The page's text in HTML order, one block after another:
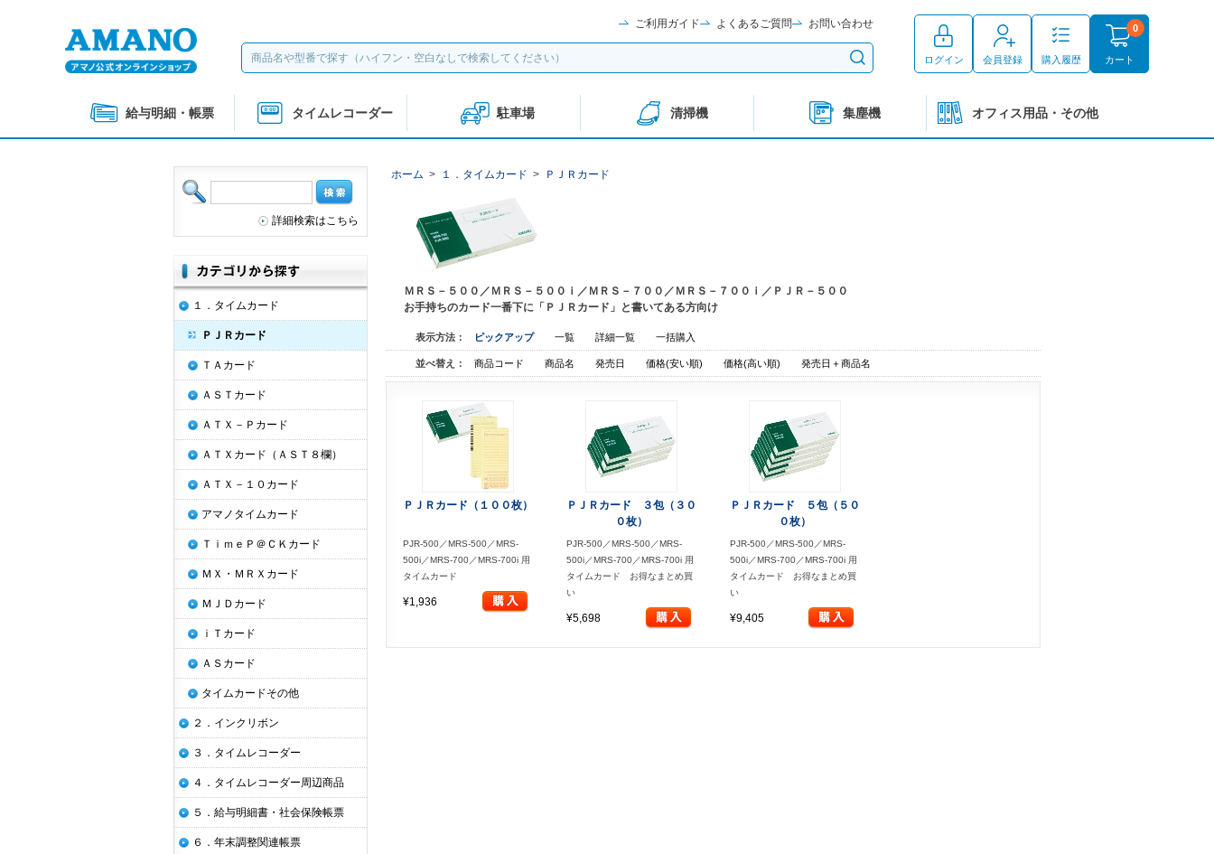
ご利用ガイド よくあるご質問 お問い合わせ
ログイン 会員登録 購入履歴 カート
0
給与明細・帳票 タイムレコーダー 駐車場 清掃機 集塵機 オフィス用品・その他
ホーム > １．タイムカード > ＰＪＲカード
ＭＲＳ－５００／ＭＲＳ－５００ｉ／ＭＲＳ－７００／ＭＲＳ－７００ｉ／ＰＪＲ－５００
お手持ちのカード一番下に「ＰＪＲカード」と書いてある方向け
表示方法： ピックアップ 一覧 詳細一覧 一括購入
並べ替え： 商品コード 商品名 発売日 価格(安い順) 価格(高い順) 発売日＋商品名
ＰＪＲカード（１００枚）
PJR-500／MRS-500／MRS-
500i／MRS-700／MRS-700i 用
タイムカード
¥1,936
ＰＪＲカード ３包（３０
０枚）
PJR-500／MRS-500／MRS-
500i／MRS-700／MRS-700i 用
タイムカード お得なまとめ買
い
¥5,698
ＰＪＲカード ５包（５０
０枚）
PJR-500／MRS-500／MRS-
500i／MRS-700／MRS-700i 用
タイムカード お得なまとめ買
い
¥9,405
詳細検索はこちら
１．タイムカード
ＰＪＲカード
ＴＡカード
ＡＳＴカード
ＡＴＸ－Ｐカード
ＡＴＸカード（ＡＳＴ８欄）
ＡＴＸ－１０カード
アマノタイムカード
ＴｉｍｅＰ＠ＣＫカード
ＭＸ・ＭＲＸカード
ＭＪＤカード
ｉＴカード
ＡＳカード
タイムカードその他
２．インクリボン
３．タイムレコーダー
４．タイムレコーダー周辺商品
５．給与明細書・社会保険帳票
６．年末調整関連帳票